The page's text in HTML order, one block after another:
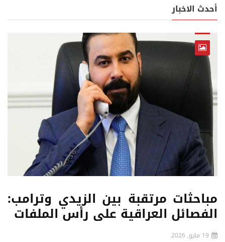
أحدث الاخبار
مباحثات مرتقبة بين الزيدي وترامب:
الفصائل العراقية على رأس الملفات
19 مايو, 2026